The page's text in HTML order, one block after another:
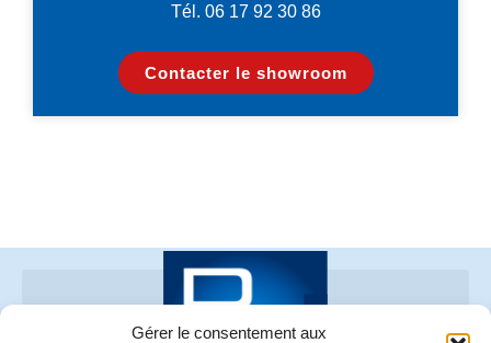
Gérer le consentement aux
Tél. 06 17 92 30 86
Contacter le showroom